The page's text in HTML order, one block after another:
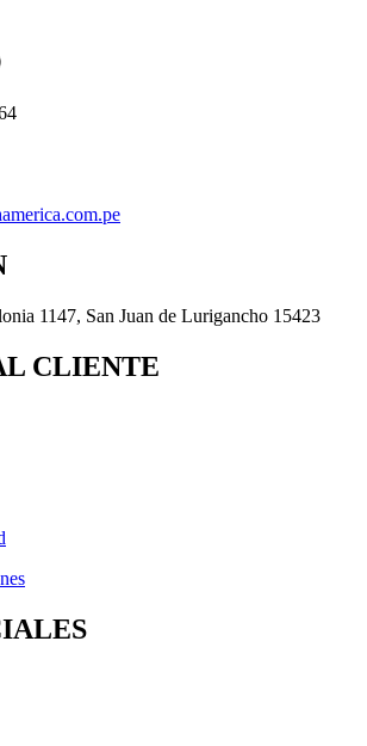
1147, San Juan de Lurigancho 15423
CLIENTE